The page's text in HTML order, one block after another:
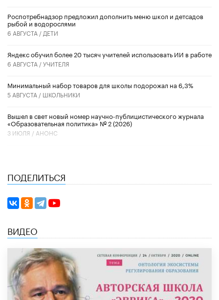
Роспотребнадзор предложил дополнить меню школ и детсадов
рыбой и водорослями
6 АВГУСТА / ДЕТИ
​Яндекс обучил более 20 тысяч учителей использовать ИИ в работе
6 АВГУСТА /УЧИТЕЛЯ
Минимальный набор товаров для школы подорожал на 6,3%
5 АВГУСТА / ШКОЛЬНИКИ
Вышел в свет новый номер научно-публицистического журнала
«Образовательная политика» № 2 (2026)
3 ИЮЛЯ / АНОНС
ПОДЕЛИТЬСЯ
ВИДЕО